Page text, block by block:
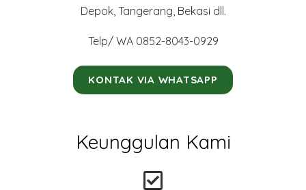
Depok, Tangerang, Bekasi dll.
Telp/ WA 0852-8043-0929
KONTAK VIA WHATSAPP
Keunggulan Kami